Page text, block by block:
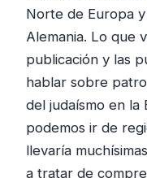
Norte de Europa
Alemania. Lo que
publicación y las
hablar sobre
del judaísmo en la
podemos ir de
llevaría
a tratar de